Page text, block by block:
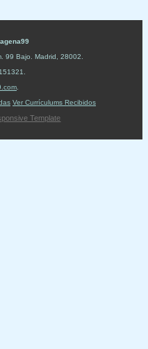
99 Bajo Madrid 28002
Ver Currículums Recibidos
Template